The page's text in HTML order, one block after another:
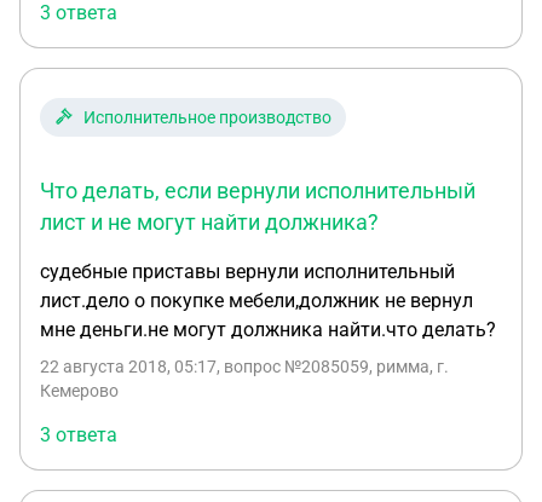
3 ответа
Исполнительное производство
Что делать, если вернули исполнительный
лист и не могут найти должника?
судебные приставы вернули исполнительный
лист.дело о покупке мебели,должник не вернул
мне деньги.не могут должника найти.что делать?
22 августа 2018, 05:17, вопрос №2085059, римма, г.
Кемерово
3 ответа